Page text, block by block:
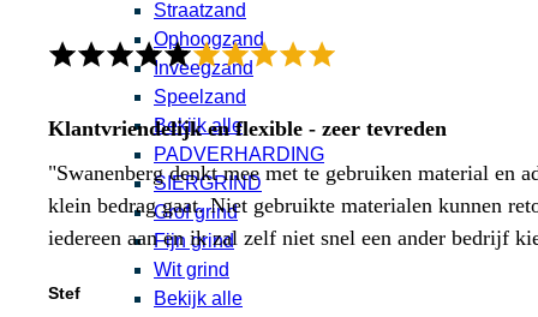
Straatzand
Ophoogzand
Inveegzand
Speelzand
Bekijk alle
PADVERHARDING
SIERGRIND
Grof grind
Fijn grind
Wit grind
Bekijk alle
Klantvriendelijk en flexible - zeer tevreden
"Swanenberg denkt mee met te gebruiken material en
klein bedrag gaat. Niet gebruikte materialen kunnen
iedereen aan en ik zal zelf niet snel een ander bedrijf
Stef